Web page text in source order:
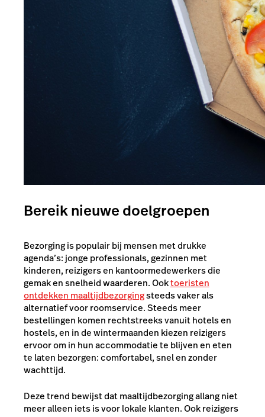
Bereik nieuwe doelgroepen
Bezorging is populair bij mensen met drukke
agenda’s: jonge professionals, gezinnen met
kinderen, reizigers en kantoormedewerkers die
gemak en snelheid waarderen. Ooktoeristen
ontdekken maaltijdbezorgingsteeds vaker als
alternatief voor roomservice. Steeds meer
bestellingen komen rechtstreeks vanuit hotels en
hostels, en in de wintermaanden kiezen reizigers
ervoor om in hun accommodatie te blijven en eten
te laten bezorgen: comfortabel, snel en zonder
wachttijd.
Deze trend bewijst dat maaltijdbezorging allang niet
meer alleen iets is voor lokale klanten. Ook reizigers